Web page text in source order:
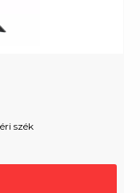
szék